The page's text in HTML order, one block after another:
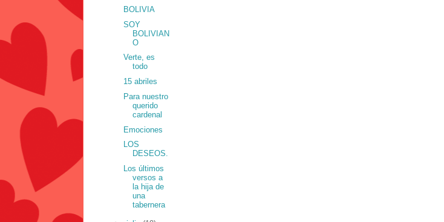
BOLIVIA
SOY
BOLIVIAN
O
Verte, es
todo
15 abriles
Para nuestro
querido
cardenal
Emociones
LOS
DESEOS.
Los últimos
versos a
la hija de
una
tabernera